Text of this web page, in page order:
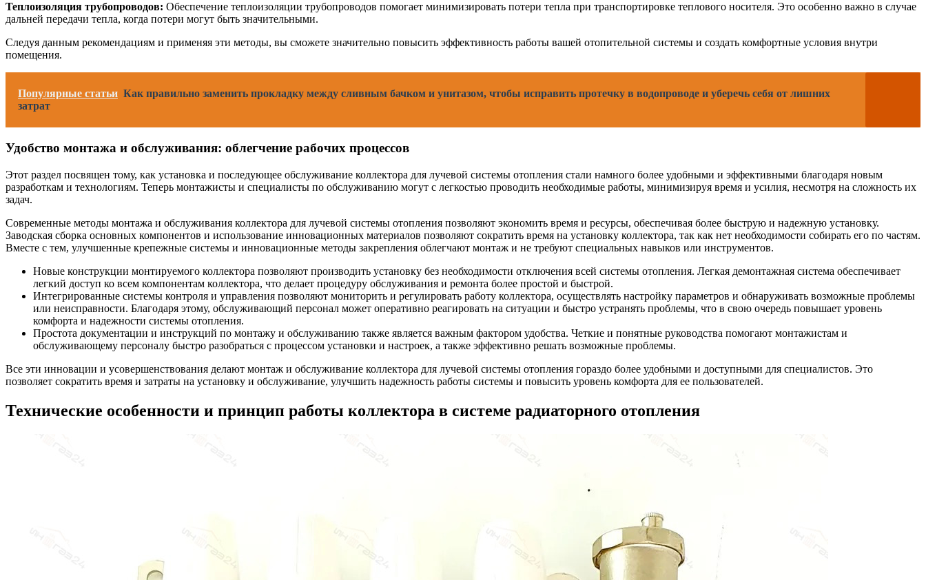
Теплоизоляция трубопроводов: Обеспечение теплоизоляции трубопроводов помогает минимизировать потери тепла при транспортировке теплового носителя. Это особенно важно в случае
дальней передачи тепла, когда потери могут быть значительными.
Следуя данным рекомендациям и применяя эти методы, вы сможете значительно повысить эффективность работы вашей отопительной системы и создать комфортные условия внутри
помещения.
Популярные статьи Как правильно заменить прокладку между сливным бачком и унитазом, чтобы исправить протечку в водопроводе и уберечь себя от лишних
затрат
Удобство монтажа и обслуживания: облегчение рабочих процессов
Этот раздел посвящен тому, как установка и последующее обслуживание коллектора для лучевой системы отопления стали намного более удобными и эффективными благодаря новым
разработкам и технологиям. Теперь монтажисты и специалисты по обслуживанию могут с легкостью проводить необходимые работы, минимизируя время и усилия, несмотря на сложность их
задач.
Современные методы монтажа и обслуживания коллектора для лучевой системы отопления позволяют экономить время и ресурсы, обеспечивая более быструю и надежную установку.
Заводская сборка основных компонентов и использование инновационных материалов позволяют сократить время на установку коллектора, так как нет необходимости собирать его по частям.
Вместе с тем, улучшенные крепежные системы и инновационные методы закрепления облегчают монтаж и не требуют специальных навыков или инструментов.
Новые конструкции монтируемого коллектора позволяют производить установку без необходимости отключения всей системы отопления. Легкая демонтажная система обеспечивает
легкий доступ ко всем компонентам коллектора, что делает процедуру обслуживания и ремонта более простой и быстрой.
Интегрированные системы контроля и управления позволяют мониторить и регулировать работу коллектора, осуществлять настройку параметров и обнаруживать возможные проблемы
или неисправности. Благодаря этому, обслуживающий персонал может оперативно реагировать на ситуации и быстро устранять проблемы, что в свою очередь повышает уровень
комфорта и надежности системы отопления.
Простота документации и инструкций по монтажу и обслуживанию также является важным фактором удобства. Четкие и понятные руководства помогают монтажистам и
обслуживающему персоналу быстро разобраться с процессом установки и настроек, а также эффективно решать возможные проблемы.
Все эти инновации и усовершенствования делают монтаж и обслуживание коллектора для лучевой системы отопления гораздо более удобными и доступными для специалистов. Это
позволяет сократить время и затраты на установку и обслуживание, улучшить надежность работы системы и повысить уровень комфорта для ее пользователей.
Технические особенности и принцип работы коллектора в системе радиаторного отопления